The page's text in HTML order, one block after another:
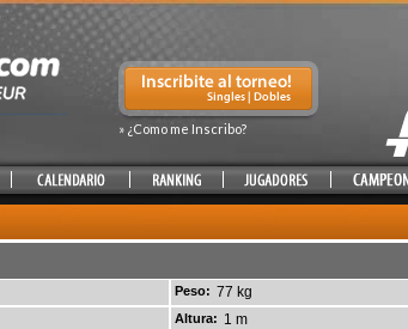
» ¿Como me Inscribo?
Peso: 77 kg
Altura: 1 m